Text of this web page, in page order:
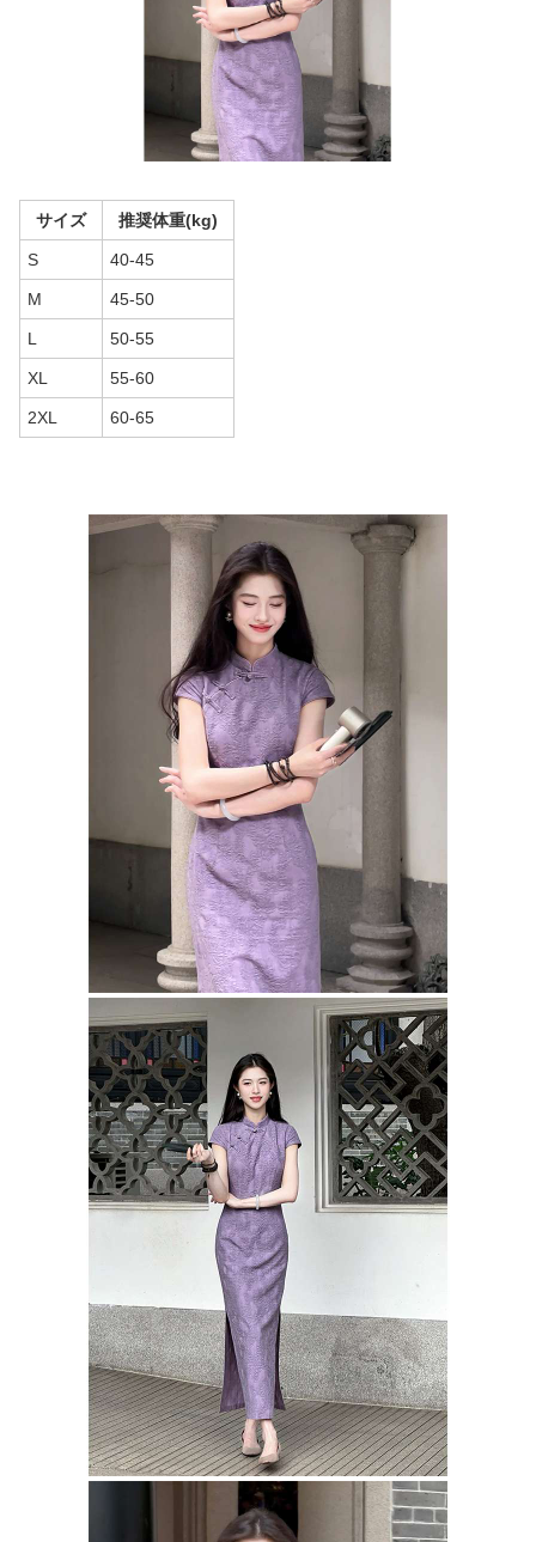
サイズ 推奨体重(kg)
S 40-45
M 45-50
L 50-55
XL 55-60
2XL 60-65